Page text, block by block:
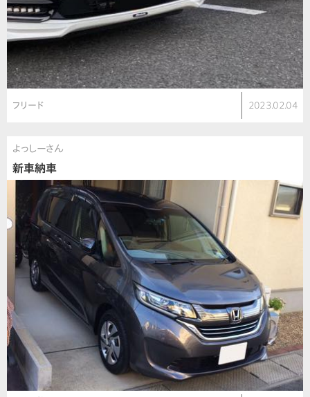
フリード 2023.02.04
よっしーさん
新車納車